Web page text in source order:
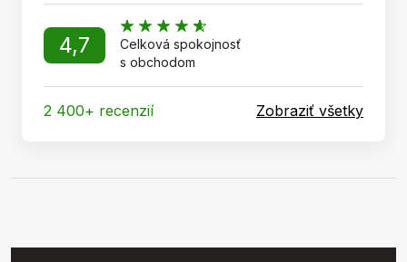
4,7
Celková spokojnosť
s obchodom
2 400+ recenzií Zobraziť všetky